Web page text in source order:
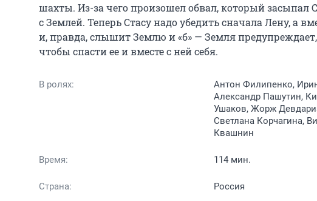
шахты. Из-за чего произошел обвал, который засыпал
с Землей. Теперь Стасу надо убедить сначала Лену, а
и, правда, слышит Землю и «б» — Земля
чтобы спасти ее и вместе с ней себя.
В ролях:
Антон Филипенко,
Александр Пашутин,
Ушаков, Жорж
Светлана Корчагина,
Квашнин
Время: 114 мин.
Страна: Россия